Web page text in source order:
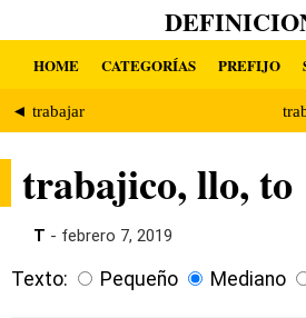
HOME CATEGORÍAS PREFIJO
◄ trabajar
trabajico, llo, to
T - febrero 7, 2019
Texto: Pequeño Mediano